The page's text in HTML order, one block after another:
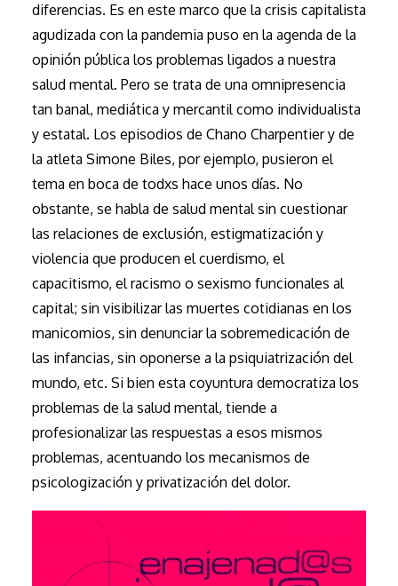
diferencias. Es en este marco que la crisis capitalista
agudizada con la pandemia puso en la agenda de la
opinión pública los problemas ligados a nuestra
salud mental. Pero se trata de una omnipresencia
tan banal, mediática y mercantil como individualista
y estatal. Los episodios de Chano Charpentier y de
la atleta Simone Biles, por ejemplo, pusieron el
tema en boca de todxs hace unos días. No
obstante, se habla de salud mental sin cuestionar
las relaciones de exclusión, estigmatización y
violencia que producen el cuerdismo, el
capacitismo, el racismo o sexismo funcionales al
capital; sin visibilizar las muertes cotidianas en los
manicomios, sin denunciar la sobremedicación de
las infancias, sin oponerse a la psiquiatrización del
mundo, etc. Si bien esta coyuntura democratiza los
problemas de la salud mental, tiende a
profesionalizar las respuestas a esos mismos
problemas, acentuando los mecanismos de
psicologización y privatización del dolor.